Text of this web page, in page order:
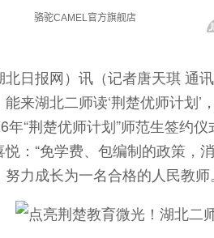
日报网）讯（记者唐天琪 通
来湖北二师读‘荆楚优师计划
年“荆楚优师计划”师范生签约
：“免学费、包编制的政策，
力成长为一名合格的人民教师